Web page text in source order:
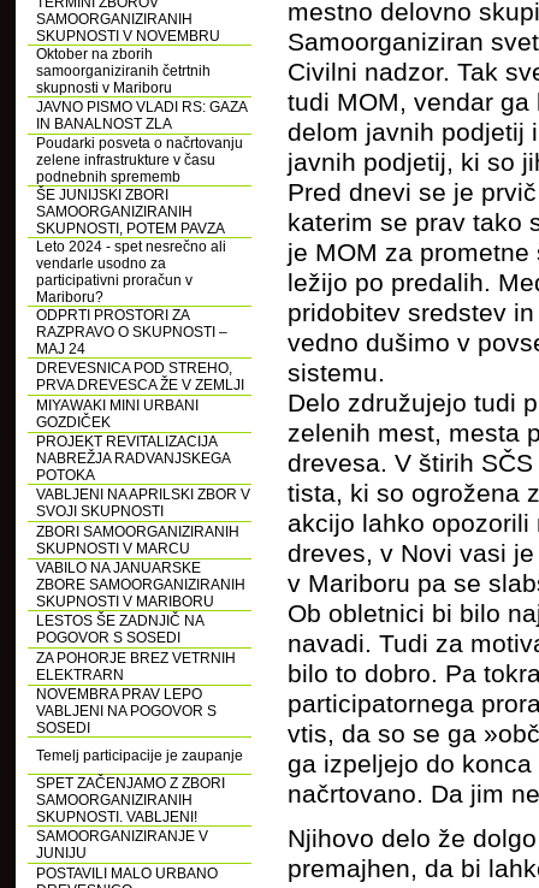
SAMOORGANIZIRANIH
SKUPNOSTI V NOVEMBRU
Oktober na zborih
samoorganiziranih četrtnih
skupnosti v Mariboru
JAVNO PISMO VLADI RS: GAZA
IN BANALNOST ZLA
Poudarki posveta o načrtovanju
zelene infrastrukture v času
podnebnih sprememb
ŠE JUNIJSKI ZBORI
SAMOORGANIZIRANIH
SKUPNOSTI, POTEM PAVZA
Leto 2024 - spet nesrečno ali
vendarle usodno za
participativni proračun v
Mariboru?
ODPRTI PROSTORI ZA
RAZPRAVO O SKUPNOSTI –
MAJ 24
DREVESNICA POD STREHO,
PRVA DREVESCA ŽE V ZEMLJI
MIYAWAKI MINI URBANI
GOZDIČEK
PROJEKT REVITALIZACIJA
NABREŽJA RADVANJSKEGA
POTOKA
VABLJENI NA APRILSKI ZBOR V
SVOJI SKUPNOSTI
ZBORI SAMOORGANIZIRANIH
SKUPNOSTI V MARCU
VABILO NA JANUARSKE
ZBORE SAMOORGANIZIRANIH
SKUPNOSTI V MARIBORU
LESTOS ŠE ZADNJIČ NA
POGOVOR S SOSEDI
ZA POHORJE BREZ VETRNIH
ELEKTRARN
NOVEMBRA PRAV LEPO
VABLJENI NA POGOVOR S
SOSEDI
Temelj participacije je zaupanje
SPET ZAČENJAMO Z ZBORI
SAMOORGANIZIRANIH
SKUPNOSTI. VABLJENI!
SAMOORGANIZIRANJE V
JUNIJU
POSTAVILI MALO URBANO
mestno delovno
Samoorganiziran
Civilni nadzor. Tak
tudi MOM, vendar
delom javnih podjetij
javnih podjetij, ki so
Pred dnevi se je
katerim se prav tako
je MOM za
ležijo po predalih.
pridobitev sredstev
vedno dušimo v
sistemu.
Delo združujejo tudi
zelenih mest, mesta
drevesa. V štirih
tista, ki so ogrožena
akcijo lahko opozorili
dreves, v Novi vasi
v Mariboru pa se
Ob obletnici bi bilo
navadi. Tudi za
bilo to dobro. Pa
participatornega
vtis, da so se ga
ga izpeljejo do
načrtovano. Da jim
Njihovo delo že
premajhen, da bi